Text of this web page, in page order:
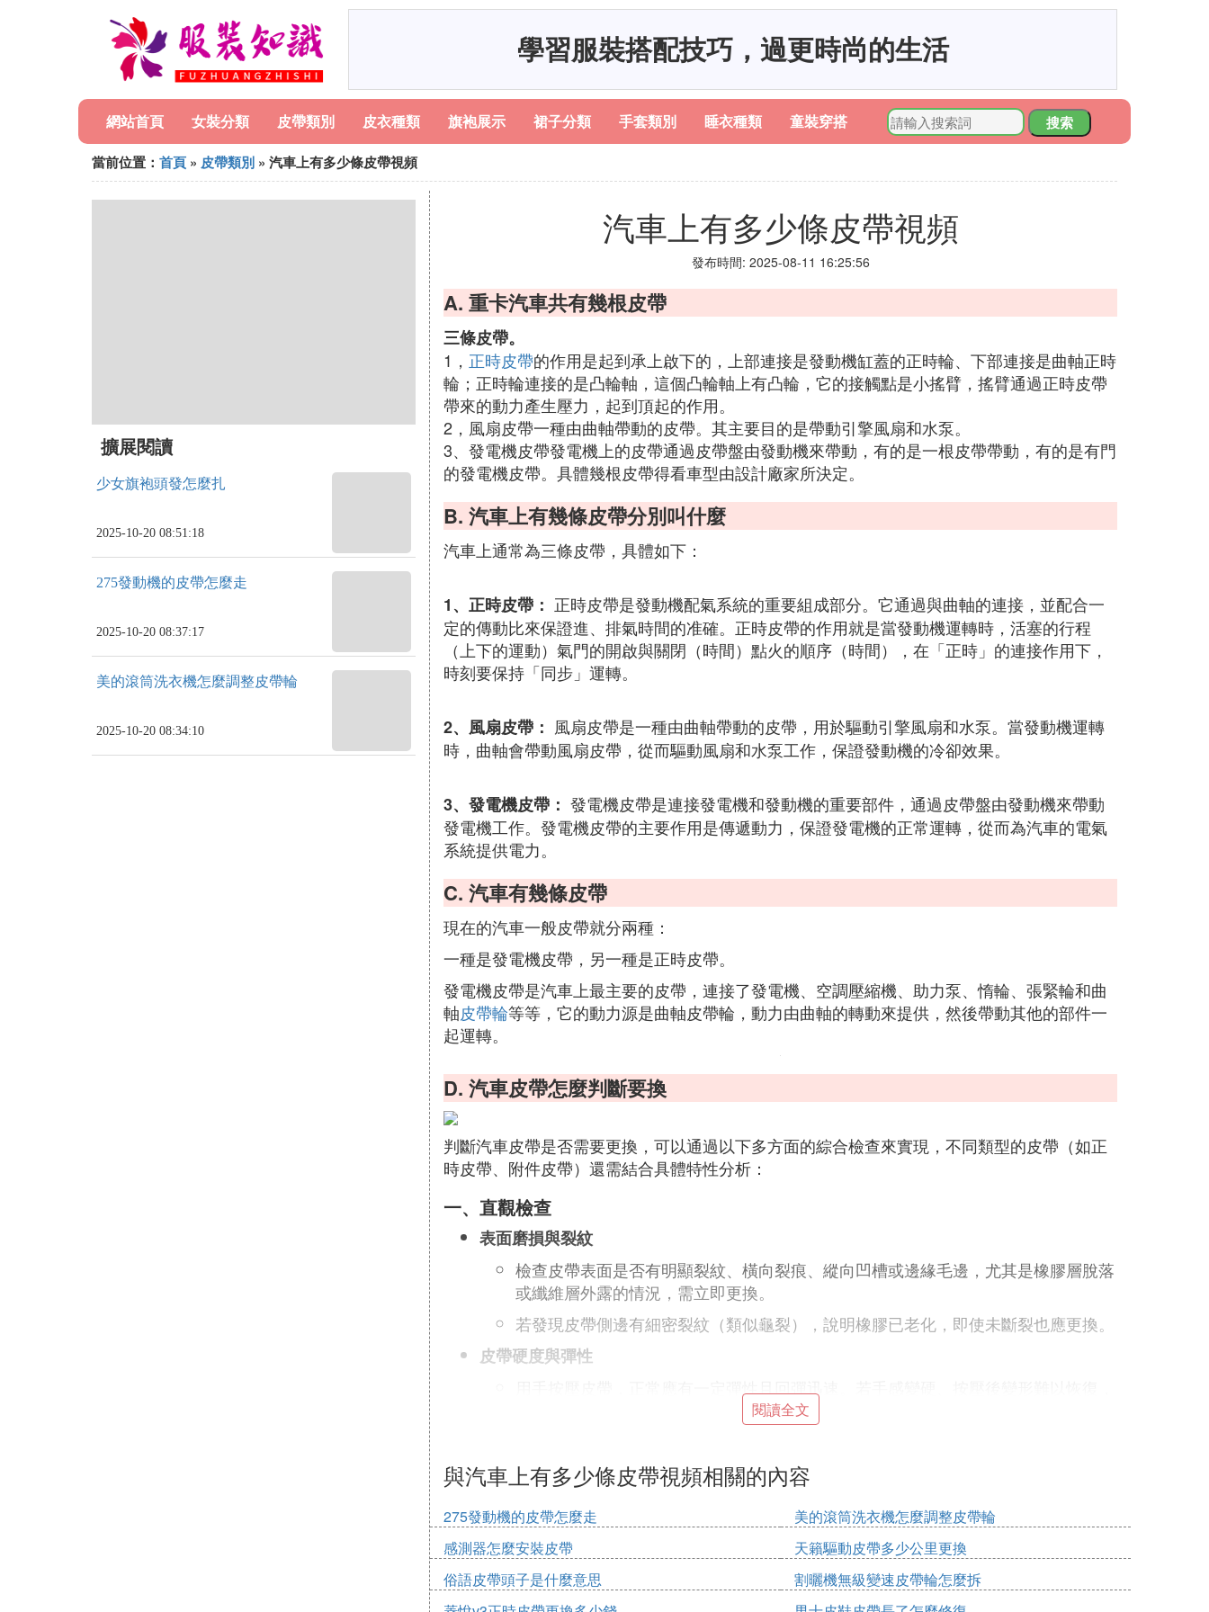
學習服裝搭配技巧，過更時尚的生活
網站首頁 女裝分類 皮帶類別 皮衣種類 旗袍展示 裙子分類 手套類別 睡衣種類 童裝穿搭
搜索
當前位置： 首頁 » 皮帶類別 » 汽車上有多少條皮帶視頻
擴展閱讀
少女旗袍頭發怎麼扎
2025-10-20 08:51:18
275發動機的皮帶怎麼走
2025-10-20 08:37:17
美的滾筒洗衣機怎麼調整皮帶輪
2025-10-20 08:34:10
汽車上有多少條皮帶視頻
發布時間: 2025-08-11 16:25:56
A. 重卡汽車共有幾根皮帶
三條皮帶。
1， 正時皮帶的作用是起到承上啟下的，上部連接是發動機缸蓋的正時輪、下部連接是曲軸正時
輪；正時輪連接的是凸輪軸，這個凸輪軸上有凸輪，它的接觸點是小搖臂，搖臂通過正時皮帶
帶來的動力產生壓力，起到頂起的作用。
2，風扇皮帶一種由曲軸帶動的皮帶。其主要目的是帶動引擎風扇和水泵。
3、發電機皮帶發電機上的皮帶通過皮帶盤由發動機來帶動，有的是一根皮帶帶動，有的是有門
的發電機皮帶。具體幾根皮帶得看車型由設計廠家所決定。
B. 汽車上有幾條皮帶分別叫什麼
汽車上通常為三條皮帶，具體如下：
1、正時皮帶： 正時皮帶是發動機配氣系統的重要組成部分。它通過與曲軸的連接，並配合一
定的傳動比來保證進、排氣時間的准確。正時皮帶的作用就是當發動機運轉時，活塞的行程
（上下的運動）氣門的開啟與關閉（時間）點火的順序（時間），在「正時」的連接作用下，
時刻要保持「同步」運轉。
2、風扇皮帶： 風扇皮帶是一種由曲軸帶動的皮帶，用於驅動引擎風扇和水泵。當發動機運轉
時，曲軸會帶動風扇皮帶，從而驅動風扇和水泵工作，保證發動機的冷卻效果。
3、發電機皮帶： 發電機皮帶是連接發電機和發動機的重要部件，通過皮帶盤由發動機來帶動
發電機工作。發電機皮帶的主要作用是傳遞動力，保證發電機的正常運轉，從而為汽車的電氣
系統提供電力。
C. 汽車有幾條皮帶
現在的汽車一般皮帶就分兩種：
一種是發電機皮帶，另一種是正時皮帶。
發電機皮帶是汽車上最主要的皮帶，連接了發電機、空調壓縮機、助力泵、惰輪、張緊輪和曲
軸皮帶輪等等，它的動力源是曲軸皮帶輪，動力由曲軸的轉動來提供，然後帶動其他的部件一
起運轉。
D. 汽車皮帶怎麼判斷要換
判斷汽車皮帶是否需要更換，可以通過以下多方面的綜合檢查來實現，不同類型的皮帶（如正
時皮帶、附件皮帶）還需結合具體特性分析：
一、直觀檢查
表面磨損與裂紋
檢查皮帶表面是否有明顯裂紋、橫向裂痕、縱向凹槽或邊緣毛邊，尤其是橡膠層脫落
或纖維層外露的情況，需立即更換。
若發現皮帶側邊有細密裂紋（類似龜裂），說明橡膠已老化，即使未斷裂也應更換。
皮帶硬度與彈性
異常噪音
發動機運轉時若發出尖銳的「吱吱」聲或持續摩擦聲，可能是皮帶打滑或磨損；金屬
撞擊聲則可能涉及皮帶輪問題。
注意：正時皮帶斷裂前可能無預警噪音，需結合其他方法判斷。
皮帶張緊度
閱讀全文
與汽車上有多少條皮帶視頻相關的內容
275發動機的皮帶怎麼走
美的滾筒洗衣機怎麼調整皮帶輪
感測器怎麼安裝皮帶
天籟驅動皮帶多少公里更換
俗語皮帶頭子是什麼意思
割曬機無級變速皮帶輪怎麼拆